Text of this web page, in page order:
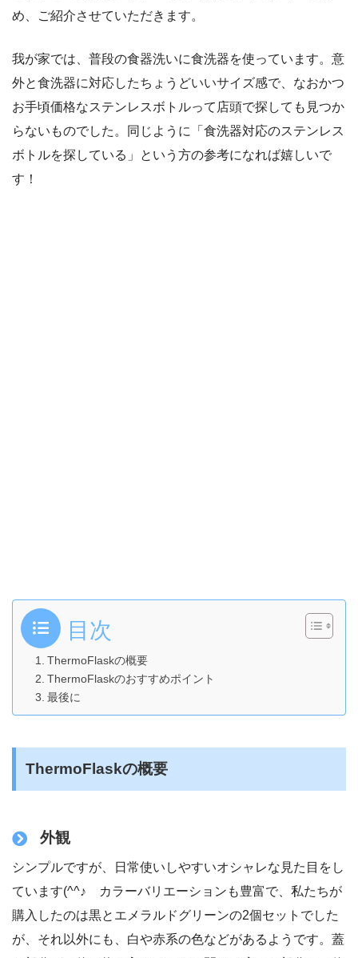
め、ご紹介させていただきます。
我が家では、普段の食器洗いに食洗器を使っています。意
外と食洗器に対応したちょうどいいサイズ感で、なおかつ
お手頃価格なステンレスボトルって店頭で探しても見つか
らないものでした。同じように「食洗器対応のステンレス
ボトルを探している」という方の参考になれば嬉しいで
す！
目次
ThermoFlaskの概要
ThermoFlaskのおすすめポイント
最後に
ThermoFlaskの概要
外観
シンプルですが、日常使いしやすいオシャレな見た目をし
ています(^^♪ カラーバリエーションも豊富で、私たちが
購入したのは黒とエメラルドグリーンの2個セットでした
が、それ以外にも、白や赤系の色などがあるようです。蓋